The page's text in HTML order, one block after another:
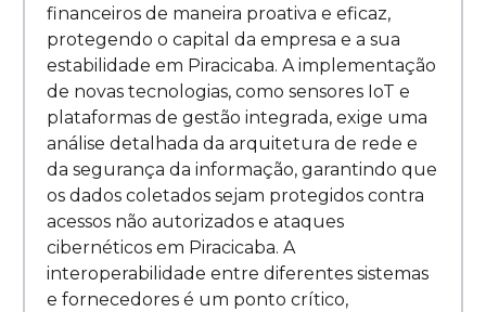
financeiros de maneira proativa e eficaz,
protegendo o capital da empresa e a sua
estabilidade em Piracicaba. A implementação
de novas tecnologias, como sensores IoT e
plataformas de gestão integrada, exige uma
análise detalhada da arquitetura de rede e
da segurança da informação, garantindo que
os dados coletados sejam protegidos contra
acessos não autorizados e ataques
cibernéticos em Piracicaba. A
interoperabilidade entre diferentes sistemas
e fornecedores é um ponto crítico,